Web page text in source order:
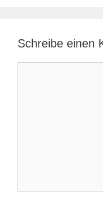
Schreibe einen